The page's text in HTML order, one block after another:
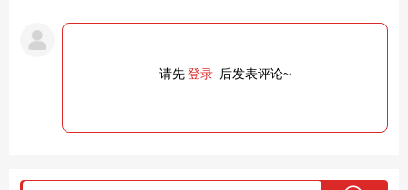
请先登录 后发表评论~